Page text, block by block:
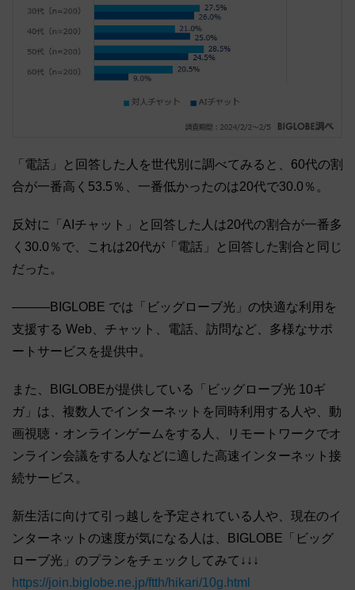
「電話」と回答した人を世代別に調べてみると、60代の割
合が一番高く53.5％、一番低かったのは20代で30.0％。
反対に「AIチャット」と回答した人は20代の割合が一番多
く30.0％で、これは20代が「電話」と回答した割合と同じ
だった。
―――BIGLOBE では「ビッグローブ光」の快適な利用を
支援する Web、チャット、電話、訪問など、多様なサポ
ートサービスを提供中。
また、BIGLOBEが提供している「ビッグローブ光 10ギ
ガ」は、複数人でインターネットを同時利用する人や、動
画視聴・オンラインゲームをする人、リモートワークでオ
ンライン会議をする人などに適した高速インターネット接
続サービス。
新生活に向けて引っ越しを予定されている人や、現在のイ
ンターネットの速度が気になる人は、BIGLOBE「ビッグ
ローブ光」のプランをチェックしてみて↓↓↓
https://join.biglobe.ne.jp/ftth/hikari/10g.html